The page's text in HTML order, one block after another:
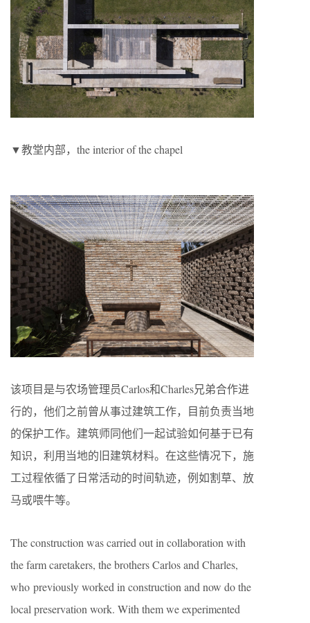
▼教堂内部，the interior of the chapel
该项目是与农场管理员Carlos和Charles兄弟合作进
行的，他们之前曾从事过建筑工作，目前负责当地
的保护工作。建筑师同他们一起试验如何基于已有
知识，利用当地的旧建筑材料。在这些情况下，施
工过程依循了日常活动的时间轨迹，例如割草、放
马或喂牛等。
The construction was carried out in collaboration with
the farm caretakers, the brothers Carlos and Charles,
who previously worked in construction and now do the
local preservation work. With them we experimented